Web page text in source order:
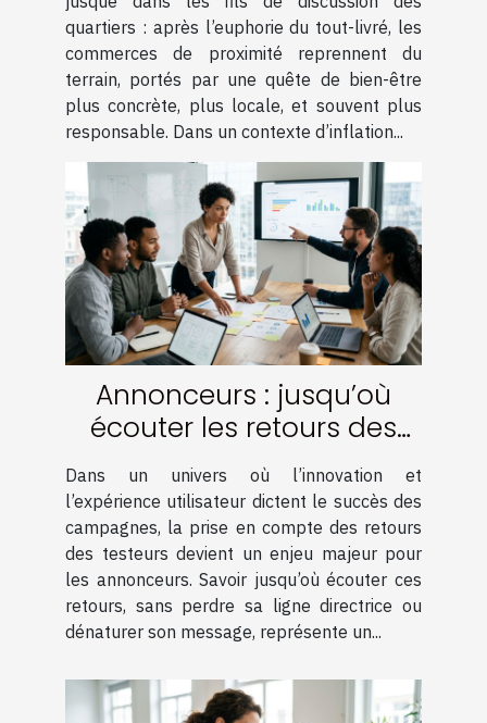
quartiers : après l’euphorie du tout-livré, les
commerces de proximité reprennent du
terrain, portés par une quête de bien-être
plus concrète, plus locale, et souvent plus
responsable. Dans un contexte d’inflation...
Annonceurs : jusqu’où
écouter les retours des
testeurs ?
Dans un univers où l’innovation et
l’expérience utilisateur dictent le succès des
campagnes, la prise en compte des retours
des testeurs devient un enjeu majeur pour
les annonceurs. Savoir jusqu’où écouter ces
retours, sans perdre sa ligne directrice ou
dénaturer son message, représente un...